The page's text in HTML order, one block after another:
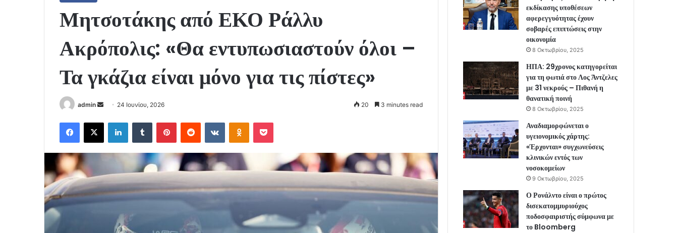
Μητσοτάκης από ΕΚΟ Ράλλυ
Ακρόπολις: «Θα εντυπωσιαστούν όλοι –
Τα γκάζια είναι μόνο για τις πίστες»
admin
Send
email
24 Ιουνίου, 2026 20 3 minutes read
Facebook
X LinkedInTumblr PinterestReddit VKontakteOdnoklassniki
Pocket
εκδίκασης υποθέσεων
αφερεγγυότητας έχουν
σοβαρές επιπτώσεις στην
οικονομία
8 Οκτωβρίου, 2025
ΗΠΑ: 29χρονος κατηγορείται
για τη φωτιά στο Λος Άντζελες
με 31 νεκρούς – Πιθανή η
θανατική ποινή
8 Οκτωβρίου, 2025
Αναδιαμορφώνεται ο
υγειονομικός χάρτης:
«Έρχονται» συγχωνεύσεις
κλινικών εντός των
νοσοκομείων
9 Οκτωβρίου, 2025
Ο Ρονάλντο είναι ο πρώτος
δισεκατομμυριούχος
ποδοσφαιριστής σύμφωνα με
το Bloomberg